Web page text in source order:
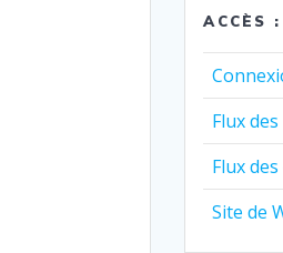
ACCÈS :
Flux
Flux
Site de